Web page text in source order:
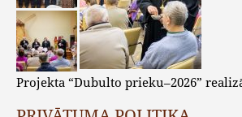
Projekta “Dubulto prieku–2026”